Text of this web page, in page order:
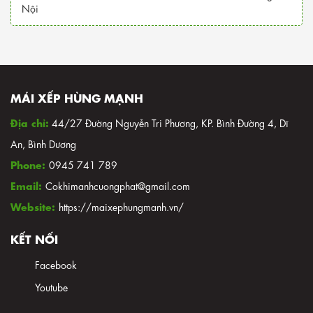
Tìm xưởng may bạt xếp di động tại Bình
Ngày đăng: 24/02/2026
Bao lâu thì nên bảo trì, bảo dưỡng mái
Ngày đăng: 23/02/2026
Giải pháp tiết kiệm khi lắp đặt mái xếp
di động cho sân và bãi xe trường học?
Nội
MÁI XẾP HÙNG MẠNH
Địa chỉ: 44/27 Đường Nguyễn Tri Phương, KP. Bình Đường 4, Dĩ
An, Bình Dương
Phone: 0945 741 789
Email: Cokhimanhcuongphat@gmail.com
Website: https://maixephungmanh.vn/
KẾT NỐI
Facebook
Youtube